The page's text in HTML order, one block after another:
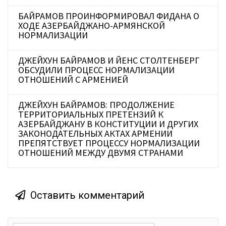
БАЙРАМОВ ПРОИНФОРМИРОВАЛ ФИДАНА О
ХОДЕ АЗЕРБАЙДЖАНО-АРМЯНСКОЙ
НОРМАЛИЗАЦИИ
ДЖЕЙХУН БАЙРАМОВ И ЙЕНС СТОЛТЕНБЕРГ
ОБСУДИЛИ ПРОЦЕСС НОРМАЛИЗАЦИИ
ОТНОШЕНИЙ С АРМЕНИЕЙ
ДЖЕЙХУН БАЙРАМОВ: ПРОДОЛЖЕНИЕ
ТЕРРИТОРИАЛЬНЫХ ПРЕТЕНЗИЙ К
АЗЕРБАЙДЖАНУ В КОНСТИТУЦИИ И ДРУГИХ
ЗАКОНОДАТЕЛЬНЫХ АКТАХ АРМЕНИИ
ПРЕПЯТСТВУЕТ ПРОЦЕССУ НОРМАЛИЗАЦИИ
ОТНОШЕНИЙ МЕЖДУ ДВУМЯ СТРАНАМИ
Оставить комментарий